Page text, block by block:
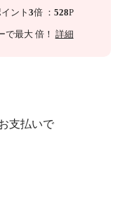
ント 3倍 ： 528P
で最大 倍！ 詳細
支払いで